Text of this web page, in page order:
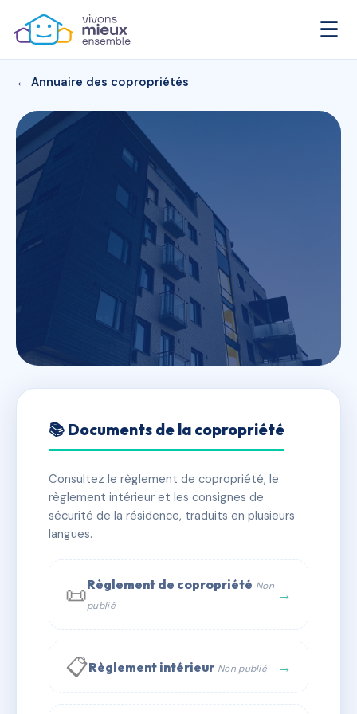
☰
← Annuaire des copropriétés
Résidence 1737 chemin du
Vert Galant
📍 1737 che du vert galant 64110 Jurançon
✓ Immatriculée 🏠 39 lots 🏗 3 bâtiment(s)
📞 Contacter Syndic Digital 💬 WhatsApp
✉ Email
📚 Documents de la copropriété
Consultez le règlement de copropriété, le
règlement intérieur et les consignes de
sécurité de la résidence, traduits en plusieurs
langues.
📜Règlement de copropriété Non
publié
→
📋Règlement intérieur Non publié →